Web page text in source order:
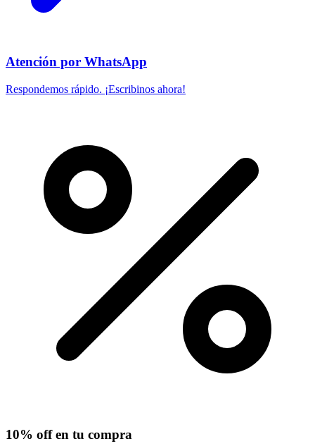
Atención por WhatsApp
Respondemos rápido. ¡Escribinos ahora!
10% off en tu compra